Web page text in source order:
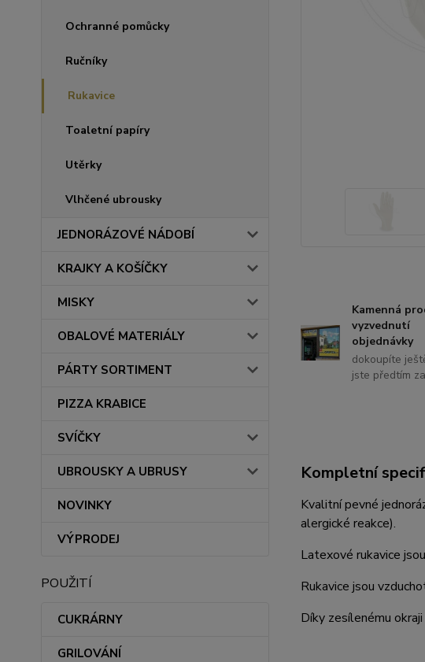
Ochranné pomůcky
Ručníky
Rukavice
Toaletní papíry
Utěrky
Vlhčené ubrousky
JEDNORÁZOVÉ NÁDOBÍ
KRAJKY A KOŠÍČKY
MISKY
OBALOVÉ MATERIÁLY
PÁRTY SORTIMENT
PIZZA KRABICE
SVÍČKY
UBROUSKY A UBRUSY
NOVINKY
VÝPRODEJ
POUŽITÍ
CUKRÁRNY
GRILOVÁNÍ
Kamenná
vyzvednutí
objednávky
dokoupíte
jste předtím
Kompletní
Kvalitní pevné
alergické reakce).
Latexové rukavice
Rukavice jsou
Díky zesílenému